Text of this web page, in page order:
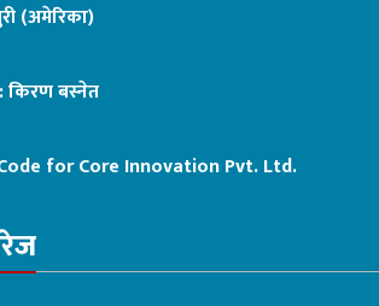
किरण बस्नेत
for Core Innovation Pvt. Ltd.